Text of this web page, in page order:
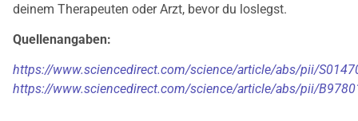
deinem Therapeuten oder Arzt, bevor du loslegst.
Quellenangaben:
https://www.sciencedirect.com/science/article/abs/pii/
https://www.sciencedirect.com/science/article/abs/pii/